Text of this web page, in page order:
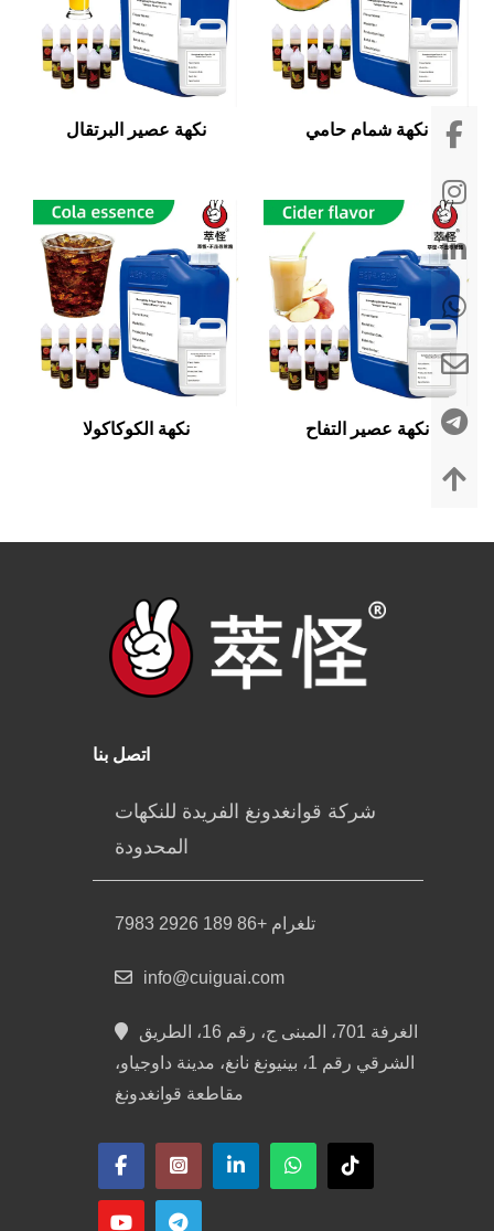
نكهة عصير البرتقال نكهة شمام حامي
نكهة الكوكاكولا نكهة عصير التفاح
اتصل بنا
شركة قوانغدونغ الفريدة للنكهات
المحدودة
تلغرام +86 189 2926 7983
info@cuiguai.com
الغرفة 701، المبنى ج، رقم 16، الطريق
الشرقي رقم 1، بينيونغ نانغ، مدينة داوجياو،
مقاطعة قوانغدونغ